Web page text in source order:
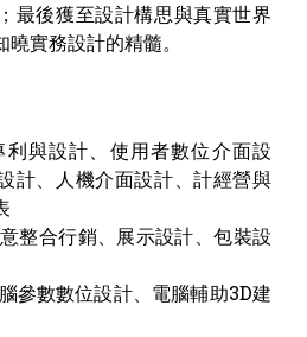
最後獲至設計構思與真實世界
實務設計的精髓。
利與設計、使用者數位介面設
計、人機介面設計、計經營與
意整合行銷、展示設計、包裝設
腦參數數位設計、電腦輔助3D建